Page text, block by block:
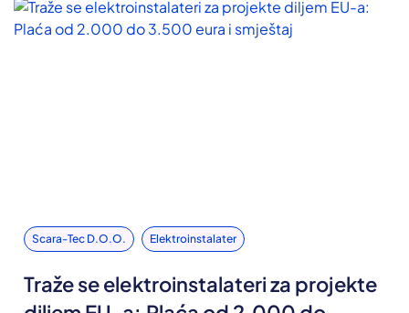
Scara-Tec D.o.o. Elektroinstalater
Traže se elektroinstalateri za projekte